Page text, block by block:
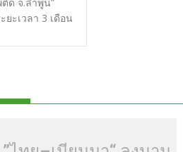
e y
n
e
ะเวลา 3 เดือน